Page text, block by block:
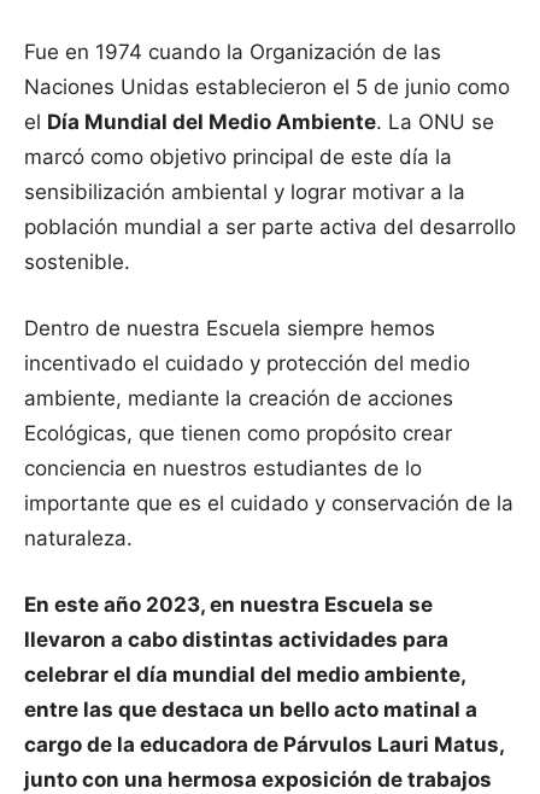
Fue en 1974 cuando la Organización de las
Naciones Unidas establecieron el 5 de junio como
el Día Mundial del Medio Ambiente. La ONU se
marcó como objetivo principal de este día la
sensibilización ambiental y lograr motivar a la
población mundial a ser parte activa del desarrollo
sostenible.
Dentro de nuestra Escuela siempre hemos
incentivado el cuidado y protección del medio
ambiente, mediante la creación de acciones
Ecológicas, que tienen como propósito crear
conciencia en nuestros estudiantes de lo
importante que es el cuidado y conservación de la
naturaleza.
En este año 2023, en nuestra Escuela se
llevaron a cabo distintas actividades para
celebrar el día mundial del medio ambiente,
entre las que destaca un bello acto matinal a
cargo de la educadora de Párvulos Lauri Matus,
junto con una hermosa exposición de trabajos